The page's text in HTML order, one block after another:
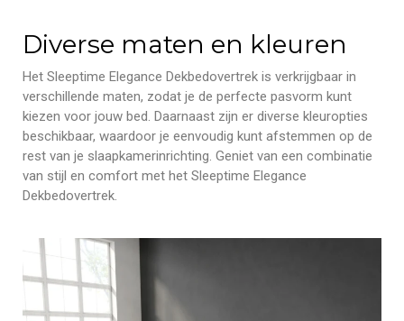
Diverse maten en kleuren
Het Sleeptime Elegance Dekbedovertrek is verkrijgbaar in
verschillende maten, zodat je de perfecte pasvorm kunt
kiezen voor jouw bed. Daarnaast zijn er diverse kleuropties
beschikbaar, waardoor je eenvoudig kunt afstemmen op de
rest van je slaapkamerinrichting. Geniet van een combinatie
van stijl en comfort met het Sleeptime Elegance
Dekbedovertrek.